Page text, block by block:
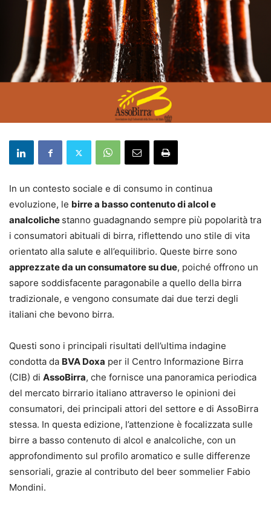
In un contesto sociale e di consumo in continua
evoluzione, le birre a basso contenuto di alcol e
analcoliche stanno guadagnando sempre più popolarità tra
i consumatori abituali di birra, riflettendo uno stile di vita
orientato alla salute e all’equilibrio. Queste birre sono
apprezzate da un consumatore su due, poiché offrono un
sapore soddisfacente paragonabile a quello della birra
tradizionale, e vengono consumate dai due terzi degli
italiani che bevono birra.
Questi sono i principali risultati dell’ultima indagine
condotta da BVA Doxa per il Centro Informazione Birra
(CIB) di AssoBirra, che fornisce una panoramica periodica
del mercato birrario italiano attraverso le opinioni dei
consumatori, dei principali attori del settore e di AssoBirra
stessa. In questa edizione, l’attenzione è focalizzata sulle
birre a basso contenuto di alcol e analcoliche, con un
approfondimento sul profilo aromatico e sulle differenze
sensoriali, grazie al contributo del beer sommelier Fabio
Mondini.